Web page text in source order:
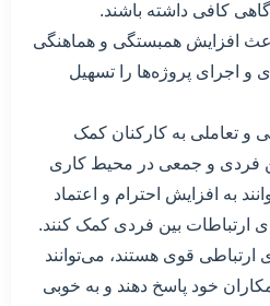
کافی داشته باشند.
افزایش همبستگی و هماهنگی
و اجرای پروژه‌ها را تسهیل
و تعاملی به کارکنان کمک
فردی و جمعی در محیط کاری
به افزایش احترام و اعتماد
ارتباطات بین فردی کمک کنند.
ارتباطی قوی هستند، می‌توانند
خود پاسخ دهند و به خوبی